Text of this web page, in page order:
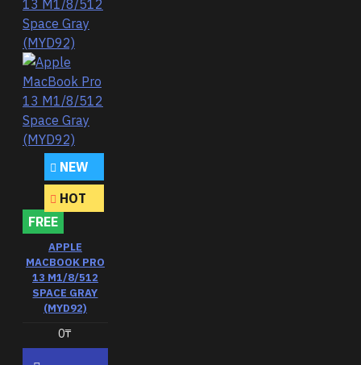
NEW
HOT
FREE
APPLE
MACBOOK PRO
13 M1/8/512
SPACE GRAY
(MYD92)
0₸